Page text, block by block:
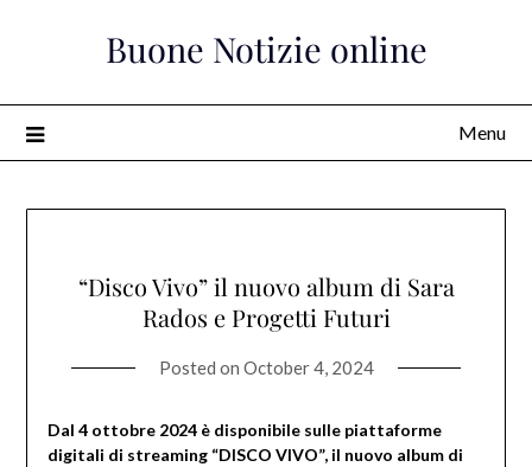
Buone Notizie online
Menu
“Disco Vivo” il nuovo album di Sara
Rados e Progetti Futuri
Posted on October 4, 2024
Dal 4 ottobre 2024 è disponibile sulle piattaforme
digitali di streaming “DISCO VIVO”, il nuovo album di